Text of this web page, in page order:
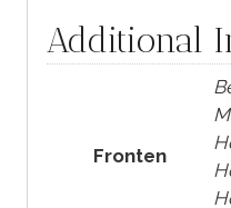
Additional
Fronten